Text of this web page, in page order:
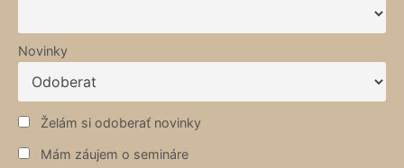
Novinky
Želám si odoberať novinky
Mám záujem o semináre